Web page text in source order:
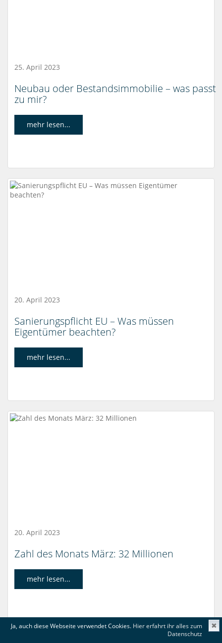
Ja, auch diese Webseite verwendet Cookies. Hier erfahrt ihr alles zum
Datenschutz
✖
25. April 2023
Neubau oder Bestandsimmobilie – was passt
zu mir?
mehr lesen...
20. April 2023
Sanierungspflicht EU – Was müssen
Eigentümer beachten?
mehr lesen...
20. April 2023
Zahl des Monats März: 32 Millionen
mehr lesen...